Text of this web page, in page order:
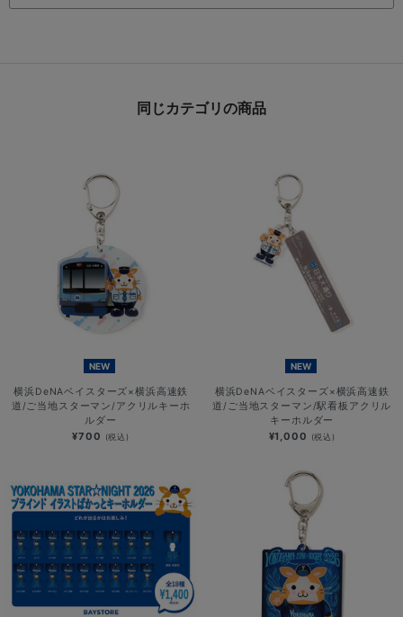
同じカテゴリの商品
NEW
横浜DeNAベイスターズ×横浜高速鉄
道/ご当地スターマン/アクリルキーホ
ルダー
¥700 (税込)
NEW
横浜DeNAベイスターズ×横浜高速鉄
道/ご当地スターマン/駅看板アクリル
キーホルダー
¥1,000 (税込)